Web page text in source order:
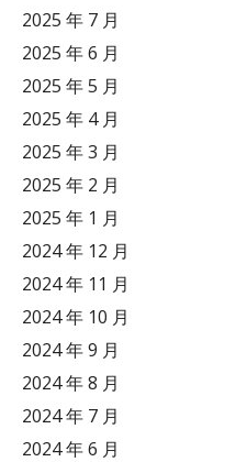
2025 年 7 月
2025 年 6 月
2025 年 5 月
2025 年 4 月
2025 年 3 月
2025 年 2 月
2025 年 1 月
2024 年 12 月
2024 年 11 月
2024 年 10 月
2024 年 9 月
2024 年 8 月
2024 年 7 月
2024 年 6 月